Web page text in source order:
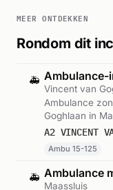
MEER ONTDEKKEN
Rondom dit
🚑 Ambulance-
Vincent van
Ambulance
Goghlaan in
125. Gemeld
Ambu 15-125
🚑 Ambulance
Maassluis